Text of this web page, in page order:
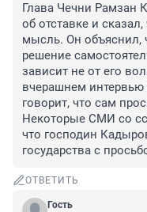
Глава Чечни Рамзан
об отставке и
мысль. Он объяснил,
решение
зависит не от его
вчерашнем интервью
говорит, что сам
Некоторые СМИ со
что господин
государства с
ОТВЕТИТЬ
Гость